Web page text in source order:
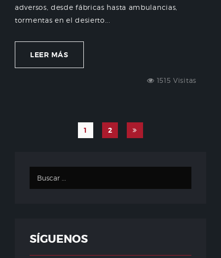
adversos, desde fábricas hasta ambulancias,
tormentas en el desierto...
LEER MÁS
1515 Visitas
1 2
SÍGUENOS